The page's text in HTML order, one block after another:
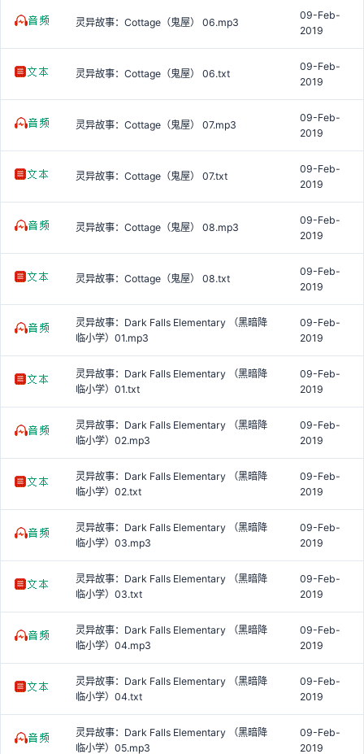
灵异故事：Cottage（鬼屋） 06.mp3
09-Feb-
2019
灵异故事：Cottage（鬼屋） 06.txt
09-Feb-
2019
灵异故事：Cottage（鬼屋） 07.mp3
09-Feb-
2019
灵异故事：Cottage（鬼屋） 07.txt
09-Feb-
2019
灵异故事：Cottage（鬼屋） 08.mp3
09-Feb-
2019
灵异故事：Cottage（鬼屋） 08.txt
09-Feb-
2019
灵异故事：Dark Falls Elementary （黑暗降
临小学）01.mp3
09-Feb-
2019
灵异故事：Dark Falls Elementary （黑暗降
临小学）01.txt
09-Feb-
2019
灵异故事：Dark Falls Elementary （黑暗降
临小学）02.mp3
09-Feb-
2019
灵异故事：Dark Falls Elementary （黑暗降
临小学）02.txt
09-Feb-
2019
灵异故事：Dark Falls Elementary （黑暗降
临小学）03.mp3
09-Feb-
2019
灵异故事：Dark Falls Elementary （黑暗降
临小学）03.txt
09-Feb-
2019
灵异故事：Dark Falls Elementary （黑暗降
临小学）04.mp3
09-Feb-
2019
灵异故事：Dark Falls Elementary （黑暗降
临小学）04.txt
09-Feb-
2019
灵异故事：Dark Falls Elementary （黑暗降
临小学）05.mp3
09-Feb-
2019